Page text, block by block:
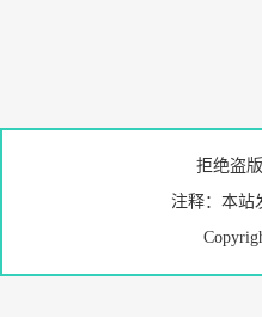
拒绝盗
注释：本站